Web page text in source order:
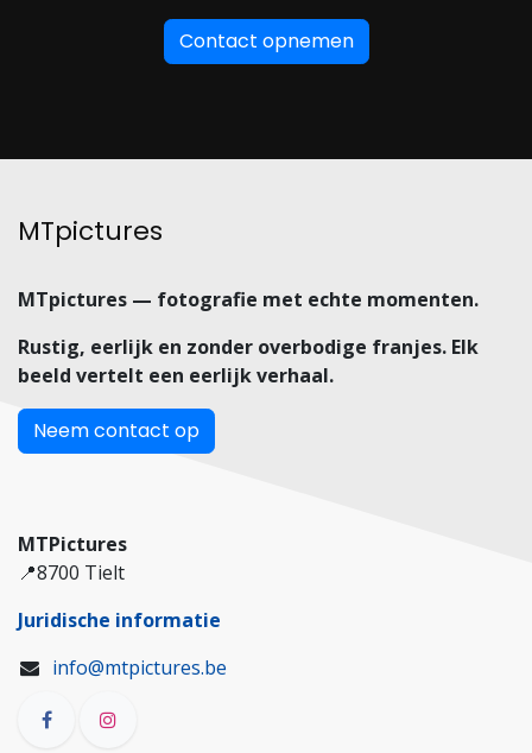
Contact opnemen
MTpictures
MTpictures — fotografie met echte momenten.
Rustig, eerlijk en zonder overbodige franjes. Elk
beeld vertelt een eerlijk verhaal.
Neem contact op
MTPictures
📍8700 Tielt
Juridische informatie
info@mtpictures.be